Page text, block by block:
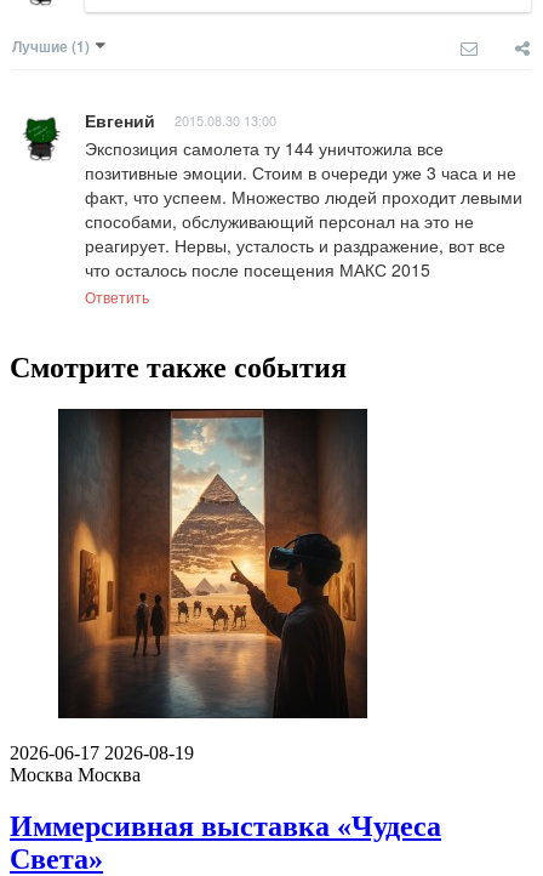
Лучшие (1)
Евгений 2015.08.30 13:00
Экспозиция самолета ту 144 уничтожила все
позитивные эмоции. Стоим в очереди уже 3 часа и не
факт, что успеем. Множество людей проходит левыми
способами, обслуживающий персонал на это не
реагирует. Нервы, усталость и раздражение, вот все
что осталось после посещения МАКС 2015
Ответить
Смотрите также события
2026-06-17 2026-08-19
Москва Москва
Иммерсивная выставка «Чудеса
Света»